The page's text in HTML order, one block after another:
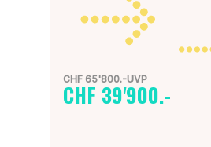
CHF 65'800.-UVP
CHF 39'900.-